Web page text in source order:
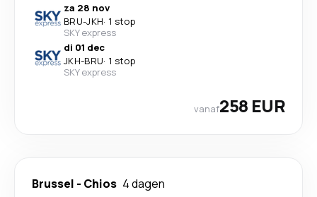
za 28 nov
BRU-JKH· 1 stop
SKY express
di 01 dec
JKH-BRU· 1 stop
SKY express
vanaf258 EUR
Brussel - Chios 4 dagen